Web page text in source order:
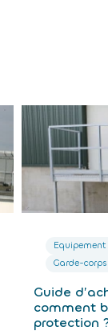
Garde-corps
Guide
comment
protection